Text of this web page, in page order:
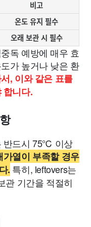
비고
온도 유지 필수
오래 보관 시 필수
독 예방에 매우 효
가 높거나 낮은 환
, 이와 같은 표를
합니다.
반드시 75℃ 이상
가열이 부족할 경우
. 특히, leftovers는
관 기간을 적절히